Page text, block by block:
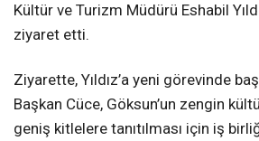
Kültür ve Turizm Müdürü Eshabil
ziyaret etti.
Ziyarette, Yıldız’a yeni görevinde
Başkan Cüce, Göksun’un zengin
geniş kitlelere tanıtılması için iş